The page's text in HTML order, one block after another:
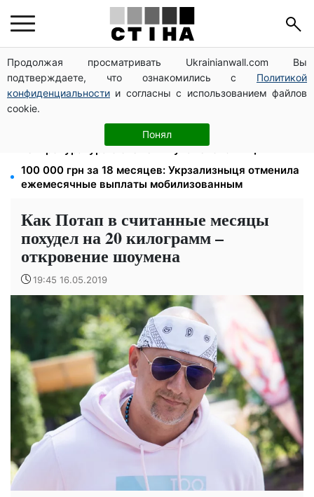
Продолжая просматривать Ukrainianwall.com Вы
подтверждаете, что ознакомились с Политикой
конфиденциальности и согласны с использованием файлов
cookie.
Понял
172 940 грн защитят жилье от ареста за
коммуналку: с октября порог — 432 тысячи
8 451 грн вместо пакета малыша: Пенсионный фонд
объяснил, как получить деньги
1577 человек списали с учета за $10 000:
Генпрокуратура о схеме в Мукачевском ТЦК
100 000 грн за 18 месяцев: Укрзализныця отменила
ежемесячные выплаты мобилизованным
Как Потап в считанные месяцы
похудел на 20 килограмм –
откровение шоумена
19:45 16.05.2019